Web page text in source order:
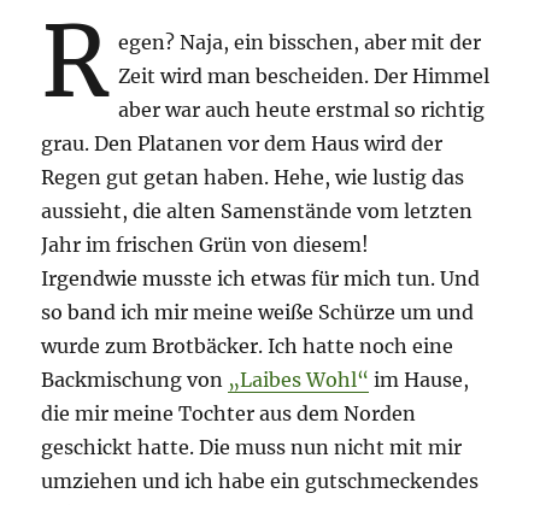
R egen? Naja, ein bisschen, aber mit der
Zeit wird man bescheiden. Der Himmel
aber war auch heute erstmal so richtig
grau. Den Platanen vor dem Haus wird der
Regen gut getan haben. Hehe, wie lustig das
aussieht, die alten Samenstände vom letzten
Jahr im frischen Grün von diesem!
Irgendwie musste ich etwas für mich tun. Und
so band ich mir meine weiße Schürze um und
wurde zum Brotbäcker. Ich hatte noch eine
Backmischung von „Laibes Wohl“ im Hause,
die mir meine Tochter aus dem Norden
geschickt hatte. Die muss nun nicht mit mir
umziehen und ich habe ein gutschmeckendes